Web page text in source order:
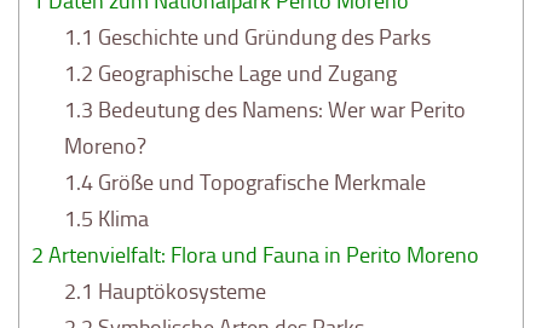
1.1 Geschichte und Gründung des Parks
1.2 Geographische Lage und Zugang
1.3 Bedeutung des Namens: Wer war Perito
Moreno?
1.4 Größe und Topografische Merkmale
1.5 Klima
2 Artenvielfalt: Flora und Fauna in Perito Moreno
2.1 Hauptökosysteme